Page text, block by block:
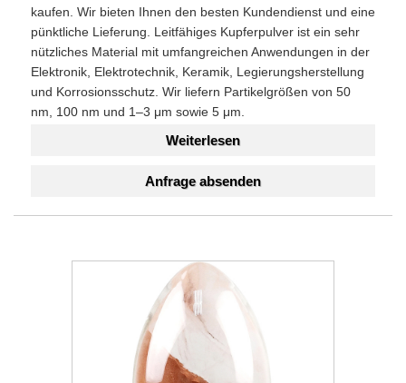
kaufen. Wir bieten Ihnen den besten Kundendienst und eine
pünktliche Lieferung. Leitfähiges Kupferpulver ist ein sehr
nützliches Material mit umfangreichen Anwendungen in der
Elektronik, Elektrotechnik, Keramik, Legierungsherstellung
und Korrosionsschutz. Wir liefern Partikelgrößen von 50
nm, 100 nm und 1–3 μm sowie 5 μm.
Weiterlesen
Anfrage absenden